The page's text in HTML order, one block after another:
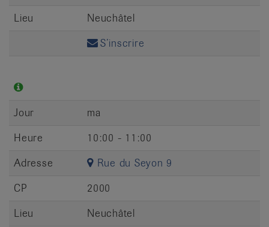
Lieu
Neuchâtel
S’inscrire
Jour
ma
Heure
10:00 - 11:00
Adresse
Rue du Seyon 9
CP
2000
Lieu
Neuchâtel